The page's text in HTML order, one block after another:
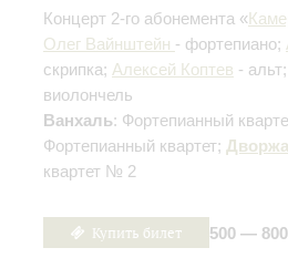
Концерт 2-го абонемента «
Олег Вайнштейн - фортепиано;
скрипка; Алексей Коптев - альт;
виолончель
Ванхаль: Фортепианный
Фортепианный квартет;
квартет № 2
Купить билет 500 —